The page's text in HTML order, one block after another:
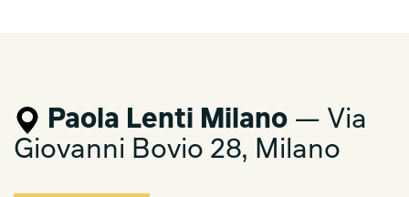
Paola Lenti Milano — Via
Giovanni Bovio 28, Milano